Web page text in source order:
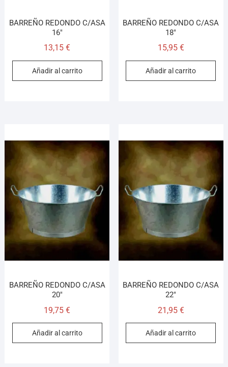
BARREÑO REDONDO C/ASA
16″
13,15€
Añadir al carrito
BARREÑO REDONDO C/ASA
18″
15,95 €
Añadir al carrito
BARREÑO REDONDO C/ASA
20″
19,75€
Añadir al carrito
BARREÑO REDONDO C/ASA
22″
21,95 €
Añadir al carrito